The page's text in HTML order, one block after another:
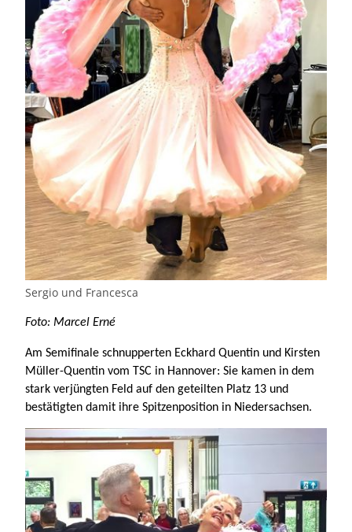
Sergio und Francesca
Foto: Marcel Erné
Am Semifinale schnupperten Eckhard Quentin und Kirsten
Müller-Quentin vom TSC in Hannover: Sie kamen in dem
stark verjüngten Feld auf den geteilten Platz 13 und
bestätigten damit ihre Spitzenposition in Niedersachsen.